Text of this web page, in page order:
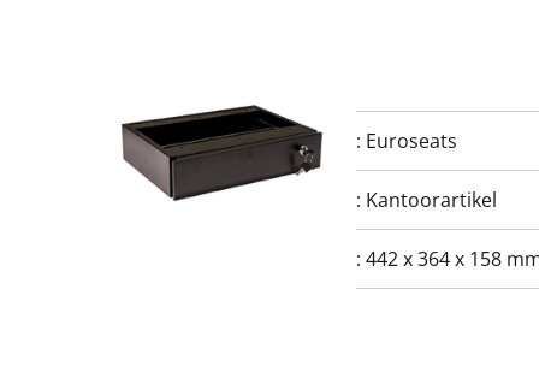
: Euroseats
: Kantoorartikel
: 442 x 364 x 158